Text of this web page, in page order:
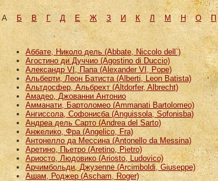
АБ В Г Д Е Ж З И К Л М H О П
Аббате, Николо дель (Abbate, Niccolo dell`)
Агостино ди Дуччио (Agostino di Duccio)
Александр VI, Папа (Alexander VI, Pope)
Альберти, Леон Батиста (Alberti, Leon Batista)
Альтдосфер, Альбрехт (Altdorfer, Albrecht)
Амадео, Джованни Антонио
Амманати, Бартоломео (Ammanati Bartolomeo)
Ангиссола, Софонисба (Anguissola, Sofonisba)
Андреа дель Сарто (Andrea del Sarto)
Анжелико, Фра (Angelico, Fra)
Антонелло да Мессина (Antonello da Messina)
Аретино, Пьетро (Aretino, Pietro)
Ариосто, Людовико (Ariosto, Ludovico)
Арчимбольди, Джузеппе (Arcimboldi, Giuseppe)
Ашам, Роджер (Ascham, Roger)